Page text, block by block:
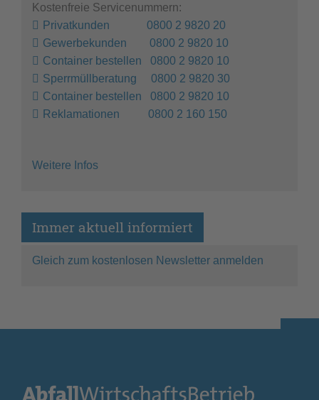
Kostenfreie Servicenummern:
Privatkunden 0800 2 9820 20
Gewerbekunden 0800 2 9820 10
Container bestellen 0800 2 9820 10
Sperrmüllberatung 0800 2 9820 30
Container bestellen 0800 2 9820 10
Reklamationen 0800 2 160 150
Weitere Infos
Immer aktuell informiert
Gleich zum kostenlosen Newsletter anmelden